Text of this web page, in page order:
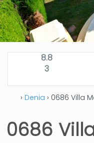
8.8
3
› Denia › 0686 Villa
0686